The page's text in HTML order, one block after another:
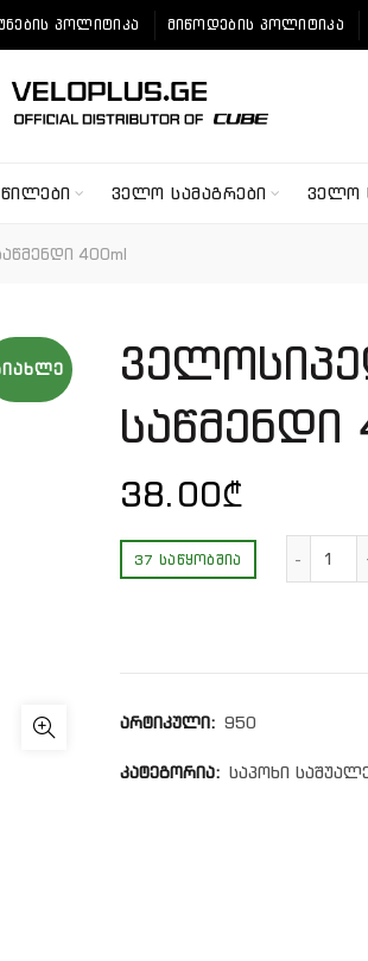
ᲞᲝᲚᲘᲢᲘᲙᲐ ᲛᲘᲬᲝᲓᲔᲑᲘᲡ ᲞᲝᲚᲘᲢᲘᲙᲐ
ᲕᲔᲚᲝ ᲡᲐᲛᲐᲒᲠᲔᲑᲘ ᲕᲔᲚᲝ
400ml
საწმენდი
38.00₾
37 ᲡᲐᲬᲧᲝᲑᲨᲘᲐ
არტიკული: 950
კატეგორია: საპოხი